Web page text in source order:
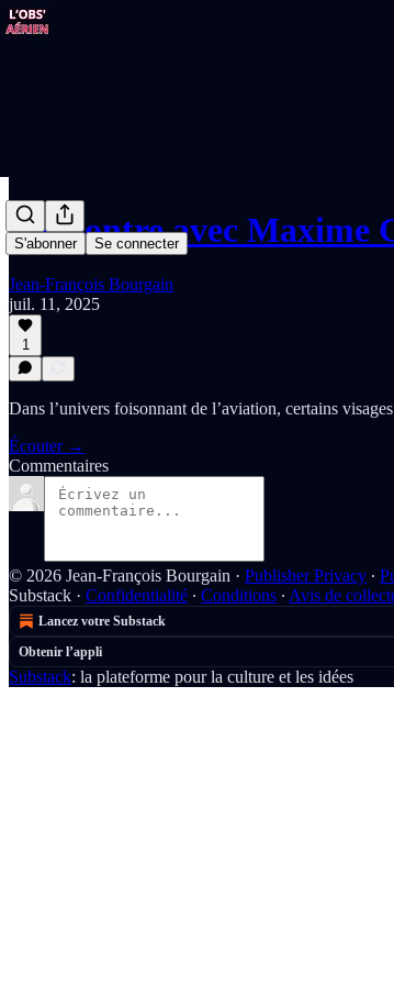
S'abonner Se connecter
Rencontre avec Maxime
Jean-François Bourgain
juil. 11, 2025
1
Dans l’univers foisonnant de l’aviation, certains
Écouter →
Commentaires
© 2026 Jean-François Bourgain · Publisher Privacy ∙
Substack · Confidentialité ∙ Conditions ∙ Avis de
Lancez votre Substack
Obtenir l’appli
Substack: la plateforme pour la culture et les idées